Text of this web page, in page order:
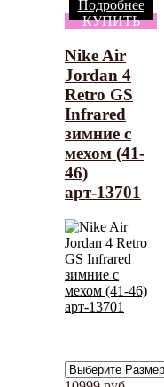
Подробнее
КУПИТЬ
Nike Air
Jordan 4
Retro GS
Infrared
зимние с
мехом (41-
46)
арт-13701